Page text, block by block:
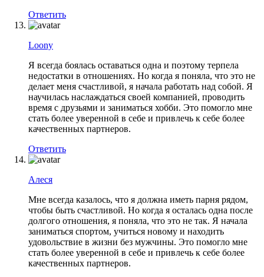
Ответить
Loony
Я всегда боялась оставаться одна и поэтому терпела
недостатки в отношениях. Но когда я поняла, что это не
делает меня счастливой, я начала работать над собой. Я
научилась наслаждаться своей компанией, проводить
время с друзьями и заниматься хобби. Это помогло мне
стать более уверенной в себе и привлечь к себе более
качественных партнеров.
Ответить
Алеся
Мне всегда казалось, что я должна иметь парня рядом,
чтобы быть счастливой. Но когда я осталась одна после
долгого отношения, я поняла, что это не так. Я начала
заниматься спортом, учиться новому и находить
удовольствие в жизни без мужчины. Это помогло мне
стать более уверенной в себе и привлечь к себе более
качественных партнеров.